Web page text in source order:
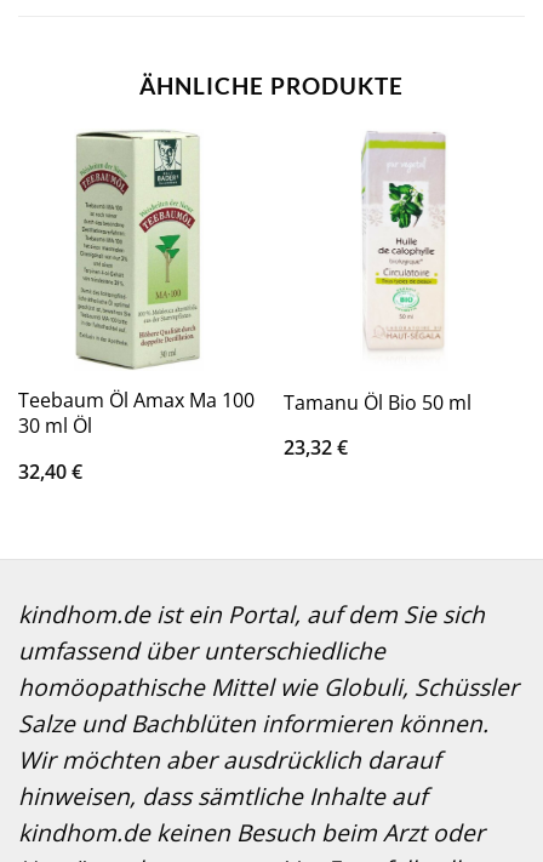
ÄHNLICHE PRODUKTE
Teebaum Öl Amax Ma 100
30 ml Öl
32,40€
Tamanu Öl Bio 50 ml
23,32€
kindhom.de ist ein Portal, auf dem Sie sich
umfassend über unterschiedliche
homöopathische Mittel wie Globuli, Schüssler
Salze und Bachblüten informieren können.
Wir möchten aber ausdrücklich darauf
hinweisen, dass sämtliche Inhalte auf
kindhom.de keinen Besuch beim Arzt oder